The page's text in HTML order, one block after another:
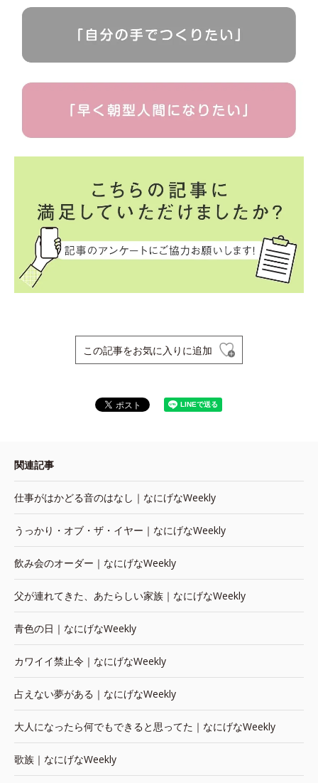
この記事をお気に入りに追加
関連記事
仕事がはかどる音のはなし｜なにげなWeekly
うっかり・オブ・ザ・イヤー｜なにげなWeekly
飲み会のオーダー｜なにげなWeekly
父が連れてきた、あたらしい家族｜なにげなWeekly
青色の日｜なにげなWeekly
カワイイ禁止令｜なにげなWeekly
占えない夢がある｜なにげなWeekly
大人になったら何でもできると思ってた｜なにげなWeekly
歌族｜なにげなWeekly